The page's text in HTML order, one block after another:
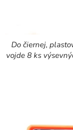
Do čiernej,
vojde 8 ks